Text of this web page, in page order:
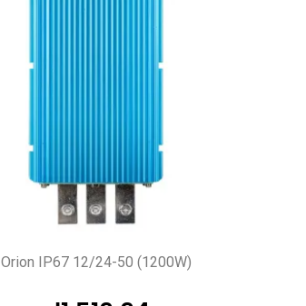
Orion IP67 12/24-50 (1200W)